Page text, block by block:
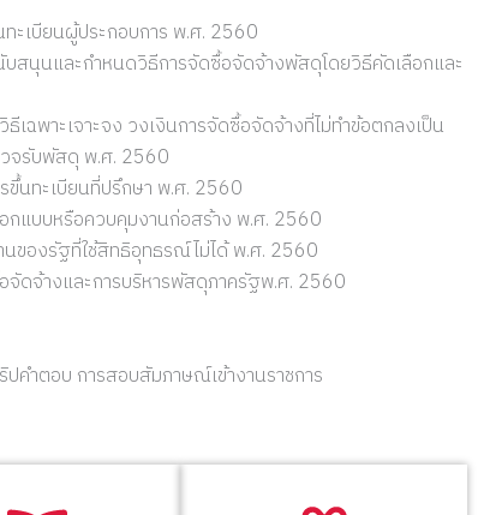
ะเบียนผู้ประกอบการ พ.ศ. 2560
นุนและกำหนดวิธีการจัดซื้อจัดจ้างพัสดุโดยวิธีคัดเลือกและ
ฉพาะเจาะจง วงเงินการจัดซื้อจัดจ้างที่ไม่ทำข้อตกลงเป็น
จรับพัสดุ พ.ศ. 2560
ขึ้นทะเบียนที่ปรึกษา พ.ศ. 2560
กแบบหรือควบคุมงานก่อสร้าง พ.ศ. 2560
ของรัฐที่ใช้สิทธิอุทธรณ์ไม่ได้ พ.ศ. 2560
ดจ้างและการบริหารพัสดุภาครัฐพ.ศ. 2560
คำตอบ การสอบสัมภาษณ์เข้างานราชการ